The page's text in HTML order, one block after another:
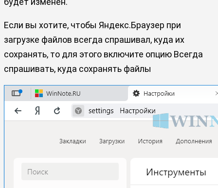
Если вы хотите, чтобы Яндекс.Браузер при
загрузке файлов всегда спрашивал, куда их
сохранять, то для этого включите опцию Всегда
спрашивать, куда сохранять файлы